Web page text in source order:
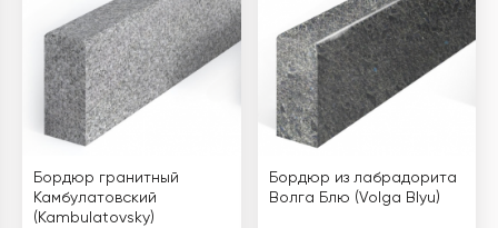
Бордюр гранитный
Камбулатовский
(Kambulatovsky)
Бордюр из лабрадорита
Волга Блю (Volga Blyu)